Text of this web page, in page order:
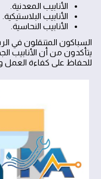
الأنابيب المعدنية.
الأنابيب البلاستيكية.
الأنابيب النحاسية.
السباكون المتنقلون في
يتأكدون من أن الأنابيب
للحفاظ على كفاءة العمل